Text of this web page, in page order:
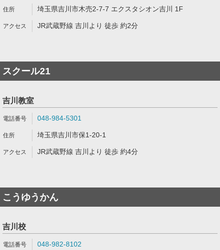
埼玉県吉川市木売2-7-7 エクスタシオン吉川 1F
JR武蔵野線 吉川より 徒歩 約2分
スクール21
吉川教室
048-984-5301
埼玉県吉川市保1-20-1
JR武蔵野線 吉川より 徒歩 約4分
こうゆうかん
吉川校
048-982-8102